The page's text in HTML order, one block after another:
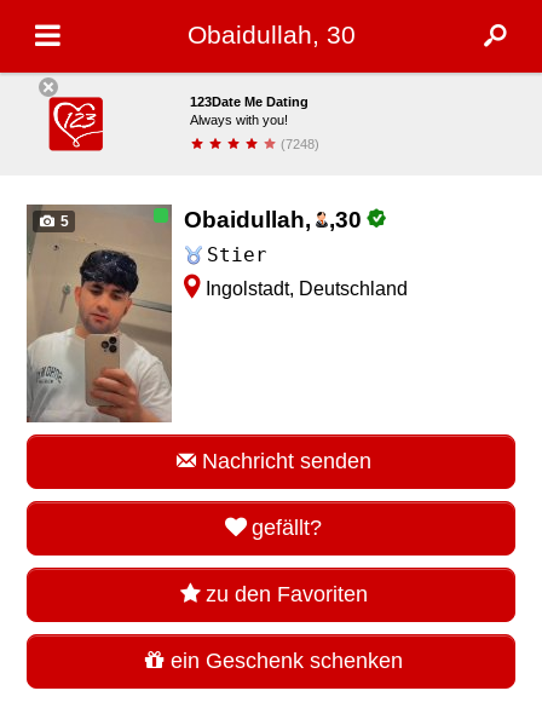
Obaidullah, 30
123Date Me Dating
Always with you!
(7248)
5
Obaidullah, ,30
Stier
Ingolstadt, Deutschland
Nachricht senden
gefällt?
zu den Favoriten
ein Geschenk schenken